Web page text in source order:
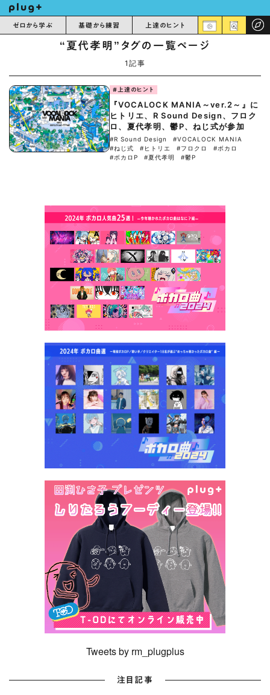
ゼロから学ぶ 基礎から練習 上達のヒント
“夏代孝明”タグの一覧ページ
1記事
#上達のヒント
『VOCALOCK MANIA～ver.2～』に
ヒトリエ、R Sound Design、フロク
ロ、夏代孝明、鬱P、ねじ式が参加
#R Sound Design
#VOCALOCK MANIA
#ねじ式
#ヒトリエ #フロクロ
#ボカロ
#ボカロP
#夏代孝明 #鬱P
Tweets by rm_plugplus
注目記事